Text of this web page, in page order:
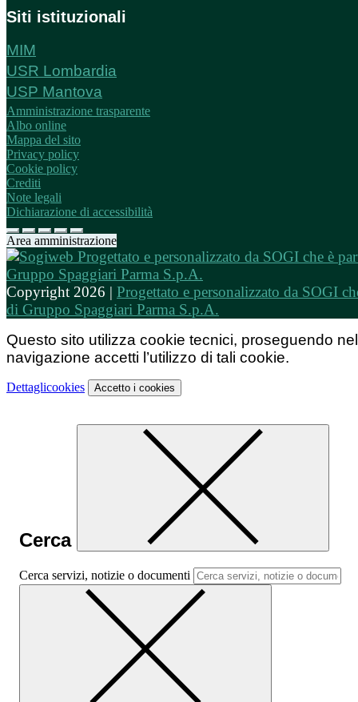
Siti istituzionali
MIM
USR Lombardia
USP Mantova
Amministrazione trasparente
Albo online
Mappa del sito
Privacy policy
Cookie policy
Crediti
Note legali
Dichiarazione di accessibilità
Area amministrazione
Copyright 2026 | Progettato e personalizzato da SOGI
di Gruppo Spaggiari Parma S.p.A.
Questo sito utilizza cookie tecnici, proseguendo
navigazione accetti l’utilizzo di tali cookie.
Dettaglicookies Accetto i cookies
Cerca
Cerca servizi, notizie o documenti